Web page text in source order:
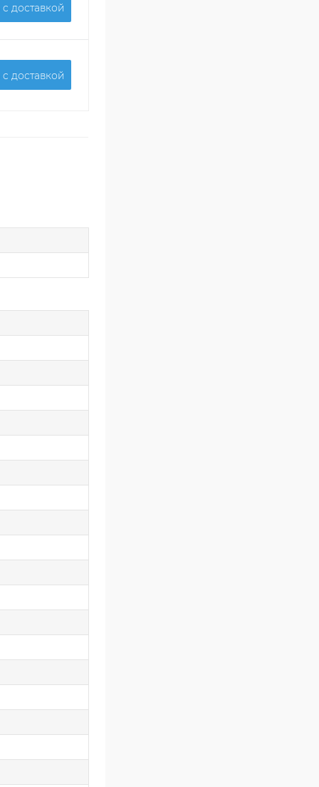
доставкой
доставкой